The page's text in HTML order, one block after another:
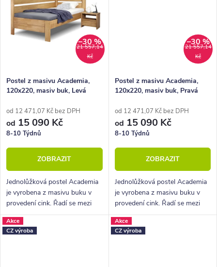
21 557,14
Kč
–30 %
Postel z masivu Academia,
120x220, masiv buk, Levá
od 12 471,07 Kč bez DPH
od 15 090 Kč
8-10 Týdnů
ZOBRAZIT
Jednolůžková postel Academia
je vyrobena z masivu buku v
provedení cink. Řadí se mezi
kvalitní české výrobky
nábytkové řady HappyBed. U
postele Academia oceníte
21 557,14
Kč
–30 %
Postel z masivu Academia,
120x220, masiv buk, Pravá
od 12 471,07 Kč bez DPH
od 15 090 Kč
8-10 Týdnů
ZOBRAZIT
Jednolůžková postel Academia
je vyrobena z masivu buku v
provedení cink. Řadí se mezi
kvalitní české výrobky
nábytkové řady HappyBed. U
postele Academia oceníte
Akce
CZ výroba
Akce
CZ výroba